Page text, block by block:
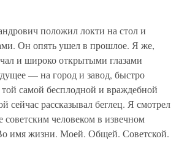
положил локти на стол и
Он опять ушел в прошлое. Я же,
и широко открытыми глазами
— на город и завод, быстро
самой бесплодной и враждебной
сейчас рассказывал беглец. Я смотрел
советским человеком в извечном
имя жизни. Моей. Общей. Советской.